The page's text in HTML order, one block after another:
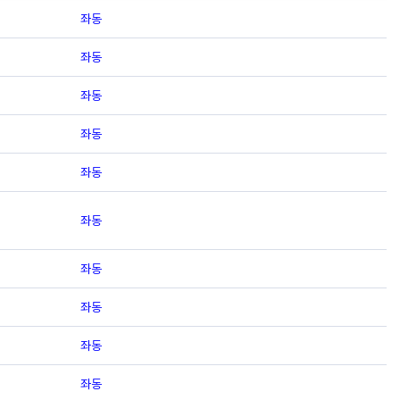
좌동
좌동
좌동
좌동
좌동
좌동
좌동
좌동
좌동
좌동